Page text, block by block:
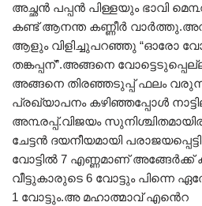
അച്ഛൻ പപ്പൻ പിള്ളയും ഭാവി
കണ്ട് ആനന്ത കണ്ണീർ
ആളും വിളിച്ചുപറഞ്ഞു “ഓരോ
തങ്കപ്പന്”.അങ്ങനെ
അങ്ങനെ തിരഞ്ഞടുപ്പ് ഫലം
പ്രഖ്യാപനം കഴിഞ്ഞപ്പോൾ
അ൩രപ്പ്.വിജയം
ചേട്ടൻ ദയനീയമായി
വോട്ടിൽ 7 എണ്ണമാണ് അങ്ങേർക്ക്
വീട്ടുകാരുടെ 6 വോട്ടും പിന്നെ
1 വോട്ടും.അ മഹാത്മാവ് എൻെറ